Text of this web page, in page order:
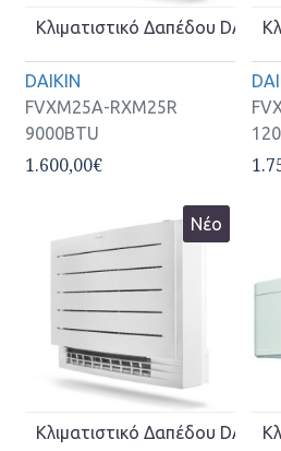
DAIKIN
FVXM25A-RXM25R
9000BTU
Κλιματιστικό Δαπέδου
1.600,00€
Νέο
Κλιματιστικό Δαπέδου